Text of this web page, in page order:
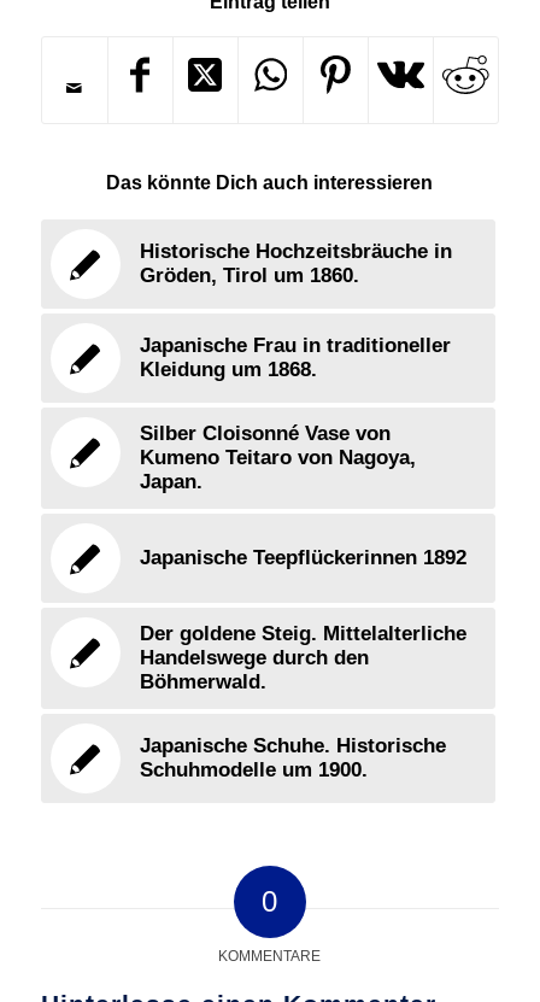
Das könnte Dich auch interessieren
Historische Hochzeitsbräuche in
Gröden, Tirol um 1860.
Japanische Frau in traditioneller
Kleidung um 1868.
Silber Cloisonné Vase von
Kumeno Teitaro von Nagoya,
Japan.
Japanische Teepflückerinnen 1892
Der goldene Steig. Mittelalterliche
Handelswege durch den
Böhmerwald.
Japanische Schuhe. Historische
Schuhmodelle um 1900.
0
KOMMENTARE